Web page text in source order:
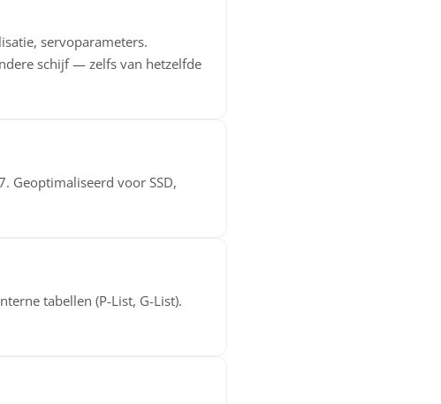
servoparameters.
schijf — zelfs van hetzelfde
Geoptimaliseerd voor SSD,
tabellen (P-List, G-List).